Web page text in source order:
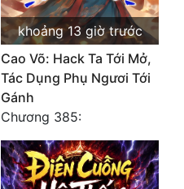
khoảng 13 giờ trước
Cao Võ: Hack Ta Tới Mở,
Tác Dụng Phụ Ngươi Tới
Gánh
Chương 385: